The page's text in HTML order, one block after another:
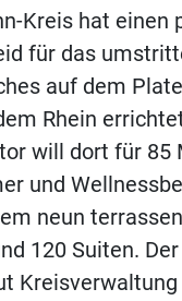
Kreis hat einen
für das
auf dem
Rhein
will dort für 85
und
neun
120 Suiten.